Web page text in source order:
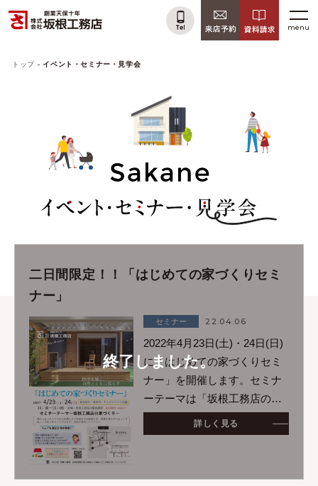
menu
トップ イベント・セミナー・見学会
終了しました。
二日間限定！！「はじめての家づくりセミ
ナー」
セミナー 22.04.06
2022年4月23日(土)・24日(日)
に「はじめての家づくりセミ
ナー」を開催します。セミナ
ーテーマは「坂根工務店の家
づくり」ということで実際に
坂根工務店で住宅を建てたお
詳しく見る